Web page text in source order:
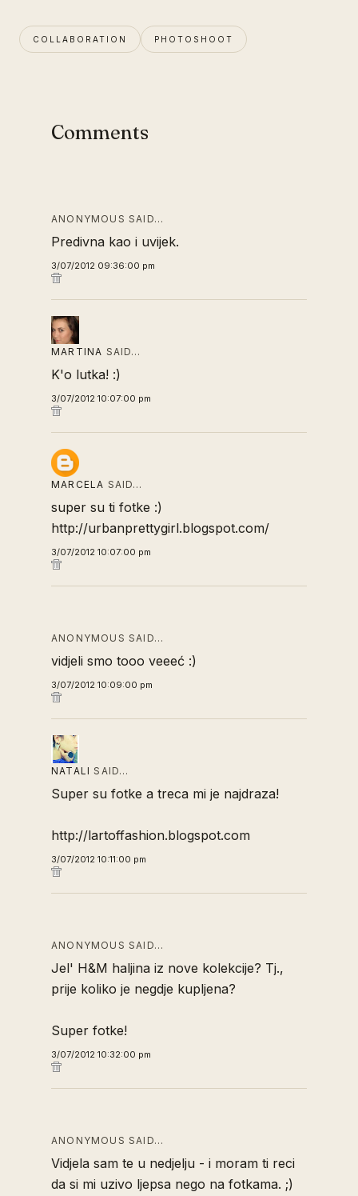
COLLABORATION PHOTOSHOOT
Comments
ANONYMOUS SAID…
Predivna kao i uvijek.
3/07/2012 09:36:00 pm
MARTINA SAID…
K'o lutka! :)
3/07/2012 10:07:00 pm
MARCELA SAID…
super su ti fotke :)
http://urbanprettygirl.blogspot.com/
3/07/2012 10:07:00 pm
ANONYMOUS SAID…
vidjeli smo tooo veeeć :)
3/07/2012 10:09:00 pm
NATALI SAID…
Super su fotke a treca mi je najdraza!
http://lartoffashion.blogspot.com
3/07/2012 10:11:00 pm
ANONYMOUS SAID…
Jel' H&M haljina iz nove kolekcije? Tj.,
prije koliko je negdje kupljena?
Super fotke!
3/07/2012 10:32:00 pm
ANONYMOUS SAID…
Vidjela sam te u nedjelju - i moram ti reci
da si mi uzivo ljepsa nego na fotkama. ;)